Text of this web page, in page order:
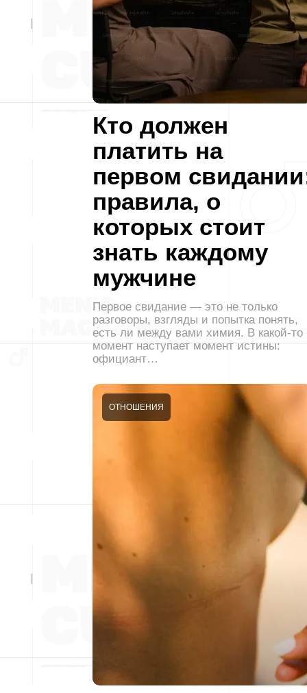
Кто должен
платить на
первом
правила, о
которых стоит
знать каждому
мужчине
Первое свидание — это не только
разговоры, взгляды и попытка понять,
есть ли между вами химия. В какой-то
момент наступает момент истины:
официант…
ОТНОШЕНИЯ